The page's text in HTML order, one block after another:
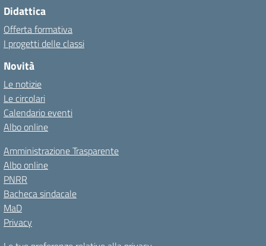
Didattica
Offerta formativa
I progetti delle classi
Novità
Le notizie
Le circolari
Calendario eventi
Albo online
Amministrazione Trasparente
Albo online
PNRR
Bacheca sindacale
MaD
Privacy